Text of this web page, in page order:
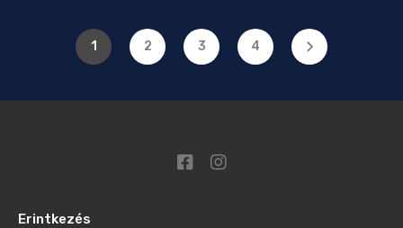
1 2 3 4
Erintkezés